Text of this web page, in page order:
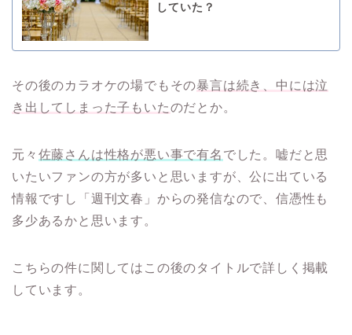
していた？
その後のカラオケの場でもその暴言は続き、中には泣
き出してしまった子もいたのだとか。
元々 佐藤さんは性格が悪い事で有名 でした。嘘だと思
いたいファンの方が多いと思いますが、公に出ている
情報ですし「週刊文春」からの発信なので、信憑性も
多少あるかと思います。
こちらの件に関してはこの後のタイトルで詳しく掲載
しています。